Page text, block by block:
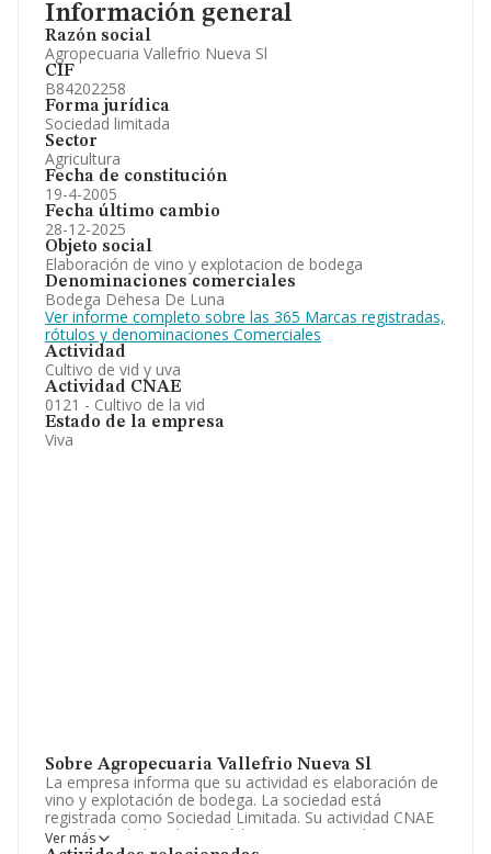
Información general
Razón social
Agropecuaria Vallefrio Nueva Sl
CIF
B84202258
Forma jurídica
Sociedad limitada
Sector
Agricultura
Fecha de constitución
19-4-2005
Fecha último cambio
28-12-2025
Objeto social
Elaboración de vino y explotacion de bodega
Denominaciones comerciales
Bodega Dehesa De Luna
Ver informe completo sobre las 365 Marcas registradas,
rótulos y denominaciones Comerciales
Actividad
Cultivo de vid y uva
Actividad CNAE
0121 - Cultivo de la vid
Estado de la empresa
Viva
Sobre Agropecuaria Vallefrio Nueva Sl
La empresa informa que su actividad es elaboración de
vino y explotación de bodega. La sociedad está
registrada como Sociedad Limitada. Su actividad CNAE
es 'Cultivo de la vid' con código 0121. No realiza
Ver más